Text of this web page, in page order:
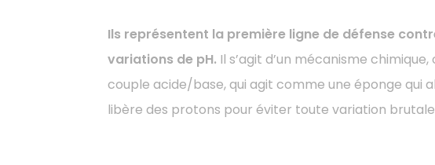
Ils représentent la première ligne de défense
variations de pH. Il s’agit d’un mécanisme
couple acide/base, qui agit comme une éponge qui
libère des protons pour éviter toute variation brutale